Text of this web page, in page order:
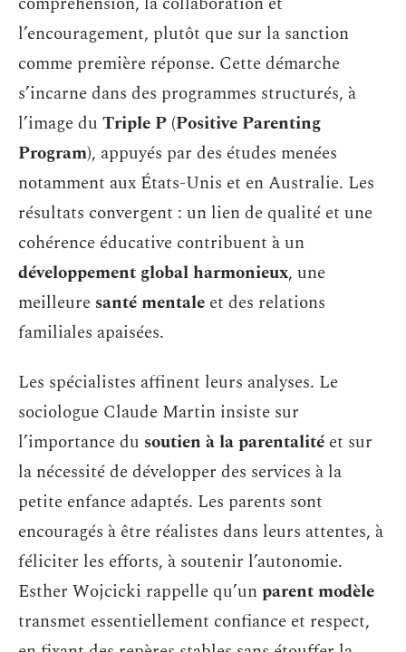
l’encouragement, plutôt que sur la sanction
comme première réponse. Cette démarche
s’incarne dans des programmes structurés, à
l’image du Triple P (Positive Parenting
Program), appuyés par des études menées
notamment aux États-Unis et en Australie. Les
résultats convergent : un lien de qualité et une
cohérence éducative contribuent à un
développement global harmonieux, une
meilleure santé mentale et des relations
familiales apaisées.
Les spécialistes affinent leurs analyses. Le
sociologue Claude Martin insiste sur
l’importance du soutien à la parentalité et sur
la nécessité de développer des services à la
petite enfance adaptés. Les parents sont
encouragés à être réalistes dans leurs attentes, à
féliciter les efforts, à soutenir l’autonomie.
Esther Wojcicki rappelle qu’unparent modèle
transmet essentiellement confiance et respect,